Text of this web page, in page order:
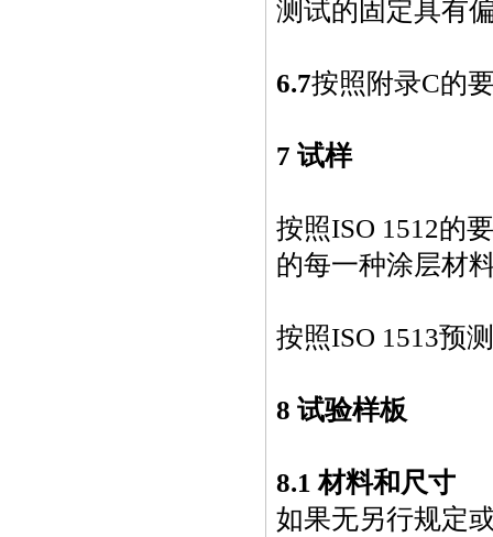
测试的固定具有
6.7按照附录C的
7 试样
按照ISO 1512的
的每一种涂层材
按照ISO 1513预
8 试验样板
8.1 材料和尺寸
如果无另行规定